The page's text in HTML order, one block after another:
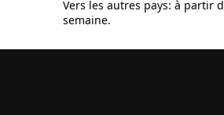
Vers les autres pays: à partir
semaine.